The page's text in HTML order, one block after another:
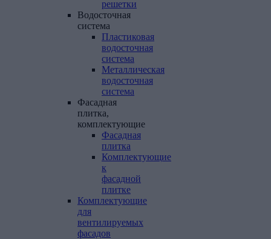
решетки
Водосточная
система
Пластиковая
водосточная
система
Металлическая
водосточная
система
Фасадная
плитка,
комплектующие
Фасадная
плитка
Комплектующие
к
фасадной
плитке
Комплектующие
для
вентилируемых
фасадов